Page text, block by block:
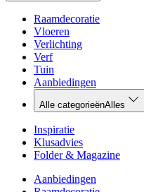
Raamdecoratie
Vloeren
Verlichting
Verf
Tuin
Aanbiedingen
Alle categorieënAlles
Inspiratie
Klusadvies
Folder & Magazine
Aanbiedingen